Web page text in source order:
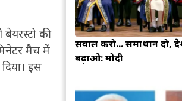
की
मैच में
इस
सवाल करो... समाधान दो,
बढ़ाओ: मोदी